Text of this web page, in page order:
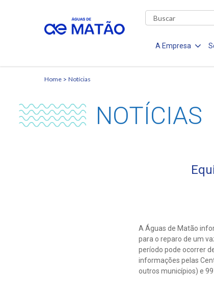
A Empresa
Home Notícias
NOTÍCIAS
A Águas de Matão
para o reparo de um
período pode ocorrer
informações pelas
outros municípios) e